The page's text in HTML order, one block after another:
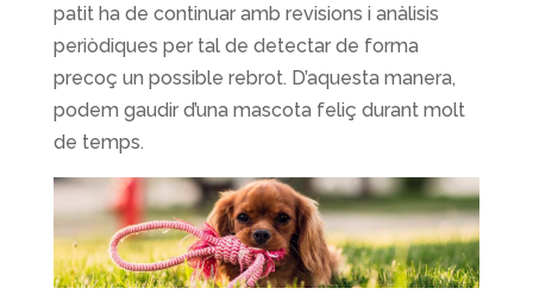
patit ha de continuar amb revisions i anàlisis
periòdiques per tal de detectar de forma
precoç un possible rebrot. D’aquesta manera,
podem gaudir d’una mascota feliç durant molt
de temps.